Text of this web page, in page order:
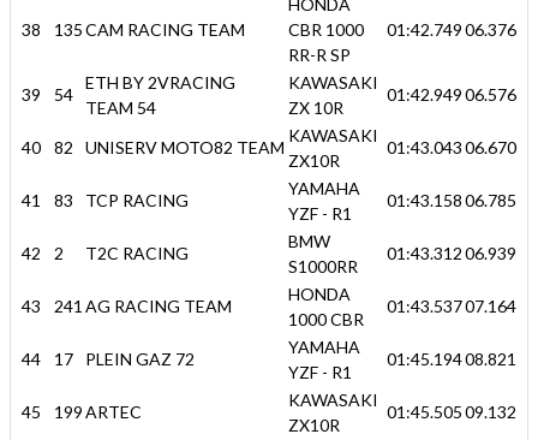
38 135CAM RACING TEAM
CBR 1000
RR-R SP
01:42.74906.376
39 54
ETH BY 2VRACING
TEAM 54
KAWASAKI
ZX 10R
01:42.94906.576
40 82 UNISERV MOTO82 TEAM
KAWASAKI
ZX10R
01:43.04306.670
41 83 TCP RACING
YAMAHA
YZF - R1
01:43.15806.785
42 2 T2C RACING
BMW
S1000RR
01:43.31206.939
43 241 AG RACING TEAM
HONDA
1000 CBR
01:43.53707.164
44 17 PLEIN GAZ 72
YAMAHA
YZF - R1
01:45.19408.821
45 199ARTEC
KAWASAKI
ZX10R
01:45.50509.132